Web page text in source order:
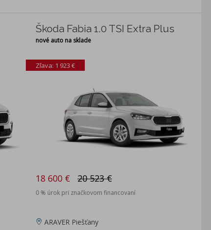
Škoda Fabia 1.0 TSI Extra Plus
nové auto na sklade
Zľava: 1 923 €
18 600 € 20 523 €
0 % úrok pri značkovom financovaní
ARAVER Piešťany